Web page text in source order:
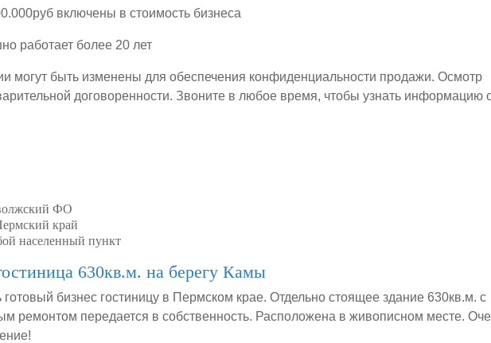
включены в стоимость бизнеса
работает более 20 лет
могут быть изменены для обеспечения конфиденциальности продажи. Осмотр
договоренности. Звоните в любое время, чтобы узнать информацию
ФО
край
населенный пункт
630кв.м. на берегу Камы
готовый бизнес гостиницу в Пермском крае. Отдельно стоящее здание 630кв.м. с
ремонтом передается в собственность. Расположена в живописном месте.